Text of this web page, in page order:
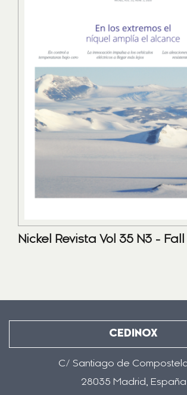
Nickel Revista Vol 35 N3 -
CEDINOX
C/ Santiago de
28035 Madrid, España